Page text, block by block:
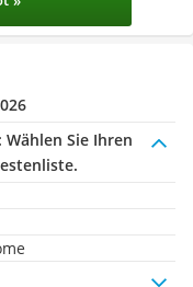
Wählen Sie Ihren